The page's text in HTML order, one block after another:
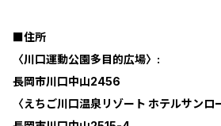
■住所
〈川口運動公園多目的広場〉:
長岡市川口中山2456
〈えちご川口温泉リゾート ホテルサンロ